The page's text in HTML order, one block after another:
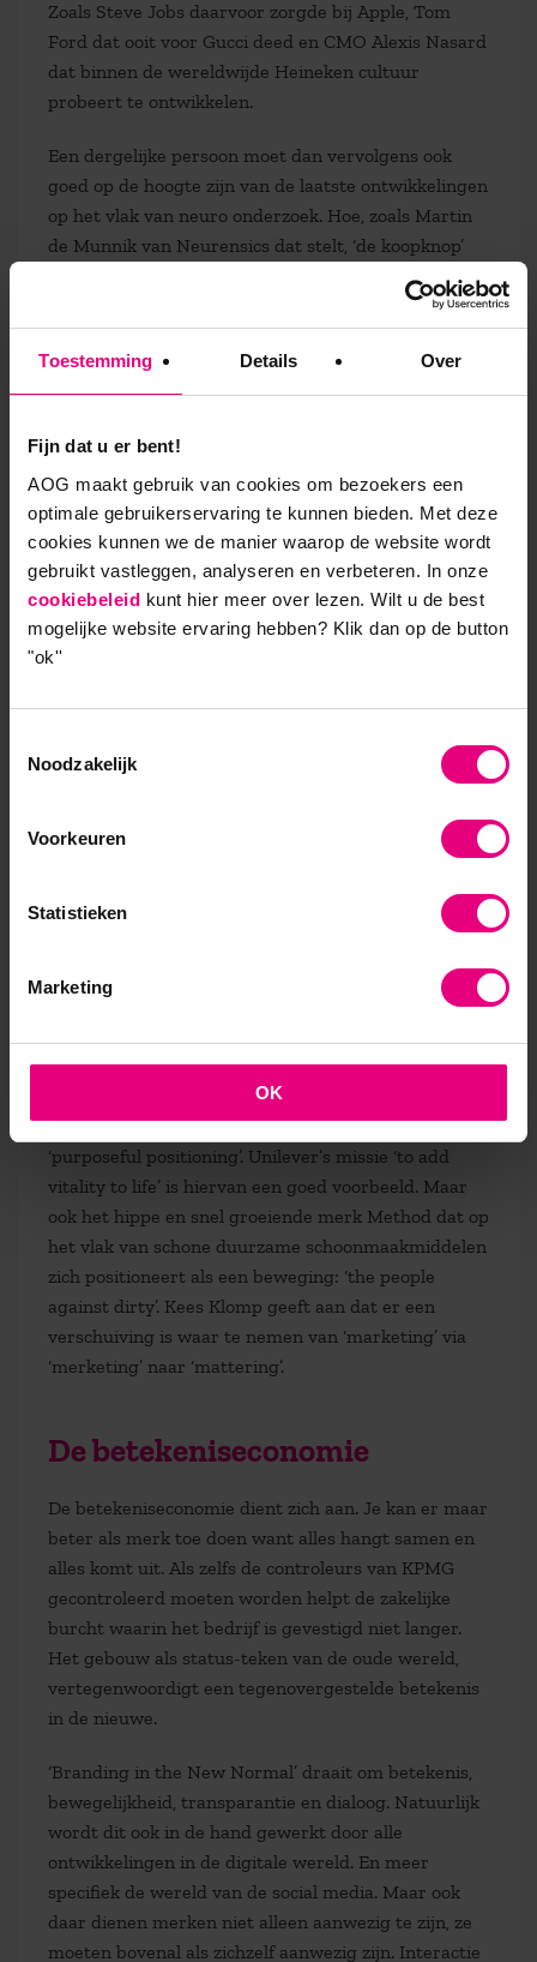
Toestemming Details Over
Fijn dat u er bent!
AOG maakt gebruik van cookies om bezoekers een
optimale gebruikerservaring te kunnen bieden. Met deze
cookies kunnen we de manier waarop de website wordt
gebruikt vastleggen, analyseren en verbeteren. In onze
cookiebeleid kunt hier meer over lezen. Wilt u de best
mogelijke website ervaring hebben? Klik dan op de button
"ok''
Noodzakelijk
Voorkeuren
Statistieken
Marketing
OK
Zoals Steve Jobs daarvoor zorgde bij Apple, Tom
Ford dat ooit voor Gucci deed en CMO Alexis Nasard
dat binnen de wereldwijde Heineken cultuur
probeert te ontwikkelen.
Een dergelijke persoon moet dan vervolgens ook
goed op de hoogte zijn van de laatste ontwikkelingen
op het vlak van neuro onderzoek. Hoe, zoals Martin
de Munnik van Neurensics dat stelt, ‘de koopknop’
werkt. Sterke merken vertegenwoordigen ‘goed
voelende meerwaarde’: ze weten in ons brein vooral
positieve emoties te activeren.
Of zoals in de bestseller ‘Start with why’ van Simon
Simek valt te lezen: sterke merken maken mensen
vooral ook duidelijk ‘waarom’ ze bestaan, in plaats
van alleen maar ‘wat’ ze te bieden hebben.
In feite blijven we als volwassenen net als kinderen
ons hele leven gedreven door het ‘waarom der
Prachtige internationale Nederlandse merken die
bijvoorbeeld G-STAR, dat Roland van Kralingen als
met hun ‘RAW for the oceans’ project, Rituals dat de
rituelen moeten worden’, La Place dat het dagelijks
mogelijk maakt om op een 100% verse en natuurlijke
inmiddels in New York en Bali vestigingen heeft en
CitizenM dat onder de bezielende leiding van oud
Mexx oprichter Rattan Chadha de Swatch onder de
hotels wil worden in de wereld.
Zo spreken we tegenwoordig ook wel over
‘purposeful positioning’. Unilever’s missie ‘to add
vitality to life’ is hiervan een goed voorbeeld. Maar
ook het hippe en snel groeiende merk Method dat op
het vlak van schone duurzame schoonmaakmiddelen
zich positioneert als een beweging: ‘the people
against dirty’. Kees Klomp geeft aan dat er een
verschuiving is waar te nemen van ‘marketing’ via
‘merketing’ naar ‘mattering’.
De betekeniseconomie
De betekeniseconomie dient zich aan. Je kan er maar
beter als merk toe doen want alles hangt samen en
alles komt uit. Als zelfs de controleurs van KPMG
gecontroleerd moeten worden helpt de zakelijke
burcht waarin het bedrijf is gevestigd niet langer.
Het gebouw als status-teken van de oude wereld,
vertegenwoordigt een tegenovergestelde betekenis
in de nieuwe.
‘Branding in the New Normal’ draait om betekenis,
bewegelijkheid, transparantie en dialoog. Natuurlijk
wordt dit ook in de hand gewerkt door alle
ontwikkelingen in de digitale wereld. En meer
specifiek de wereld van de social media. Maar ook
daar dienen merken niet alleen aanwezig te zijn, ze
moeten bovenal als zichzelf aanwezig zijn. Interactie